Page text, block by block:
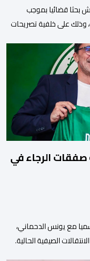
بحثا قضائيا بموجب
وذلك على خلفية تصريحات
الاجتماعي. وكانت
واتهامات كيدية، تدعي
في […]
الرجاء في
مع يونس الدحماني،
الصيفية الحالية.